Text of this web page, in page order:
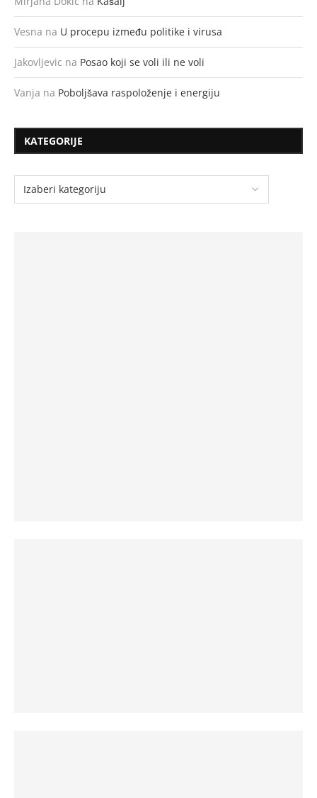
Vesna na U procepu između politike i virusa
Jakovljevic na Posao koji se voli ili ne voli
Vanja na Poboljšava raspoloženje i energiju
KATEGORIJE